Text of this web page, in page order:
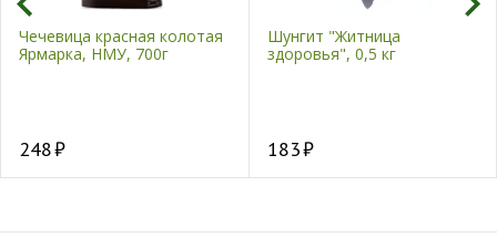
Чечевица красная колотая
Ярмарка, НМУ, 700г
248
Шунгит "Житница
здоровья", 0,5 кг
183